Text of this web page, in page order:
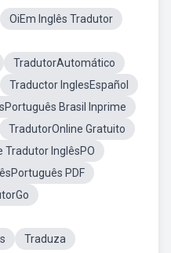
OiEm Inglês Tradutor
TradutorAutomático
Traductor InglesEspañol
Brasil Inprime
TradutorOnline Gratuito
Tradutor InglêsPO
PDF
Traduza